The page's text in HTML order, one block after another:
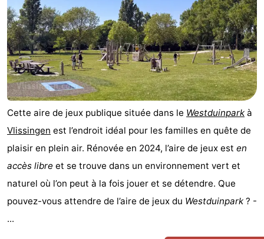
Cette aire de jeux publique située dans le Westduinpark à
Vlissingen est l’endroit idéal pour les familles en quête de
plaisir en plein air. Rénovée en 2024, l’aire de jeux est en
accès libre et se trouve dans un environnement vert et
naturel où l’on peut à la fois jouer et se détendre. Que
pouvez-vous attendre de l’aire de jeux du Westduinpark ? -
...